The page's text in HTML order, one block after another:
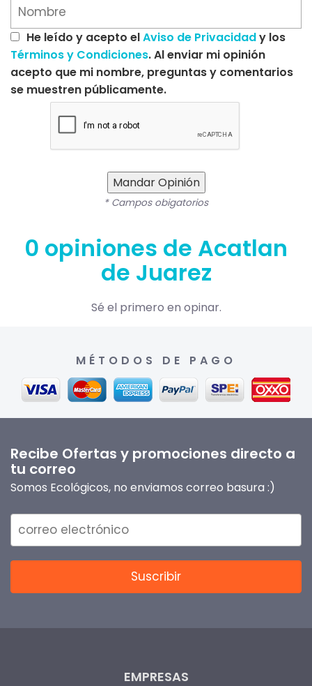
He leído y acepto elAviso de Privacidady los
Términos y Condiciones. Al enviar mi opinión
acepto que mi nombre, preguntas y comentarios
se muestren públicamente.
Mandar Opinión
* Campos obigatorios
0 opiniones de Acatlan
de Juarez
Sé el primero en opinar.
MÉTODOS DE PAGO
Recibe Ofertas y promociones directo a
tu correo
Somos Ecológicos, no enviamos correo basura :)
EMPRESAS